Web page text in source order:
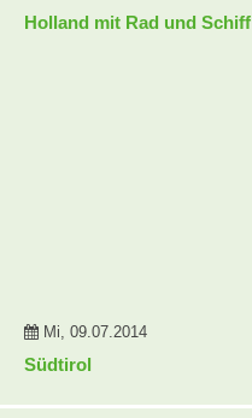
Holland mit Rad und Schiff
Mi, 09.07.2014
Südtirol